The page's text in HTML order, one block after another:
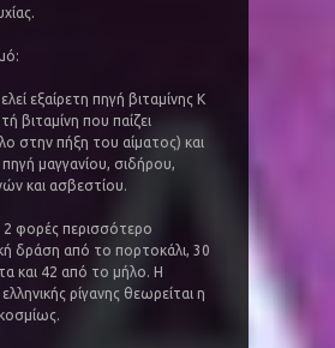
εξαίρετη πηγή βιταμίνης Κ
βιταμίνη που παίζει
στην πήξη του αίματος) και
μαγγανίου, σιδήρου,
και ασβεστίου.
φορές περισσότερο
δράση από το πορτοκάλι, 30
και 42 από το μήλο. Η
ρίγανης θεωρείται η